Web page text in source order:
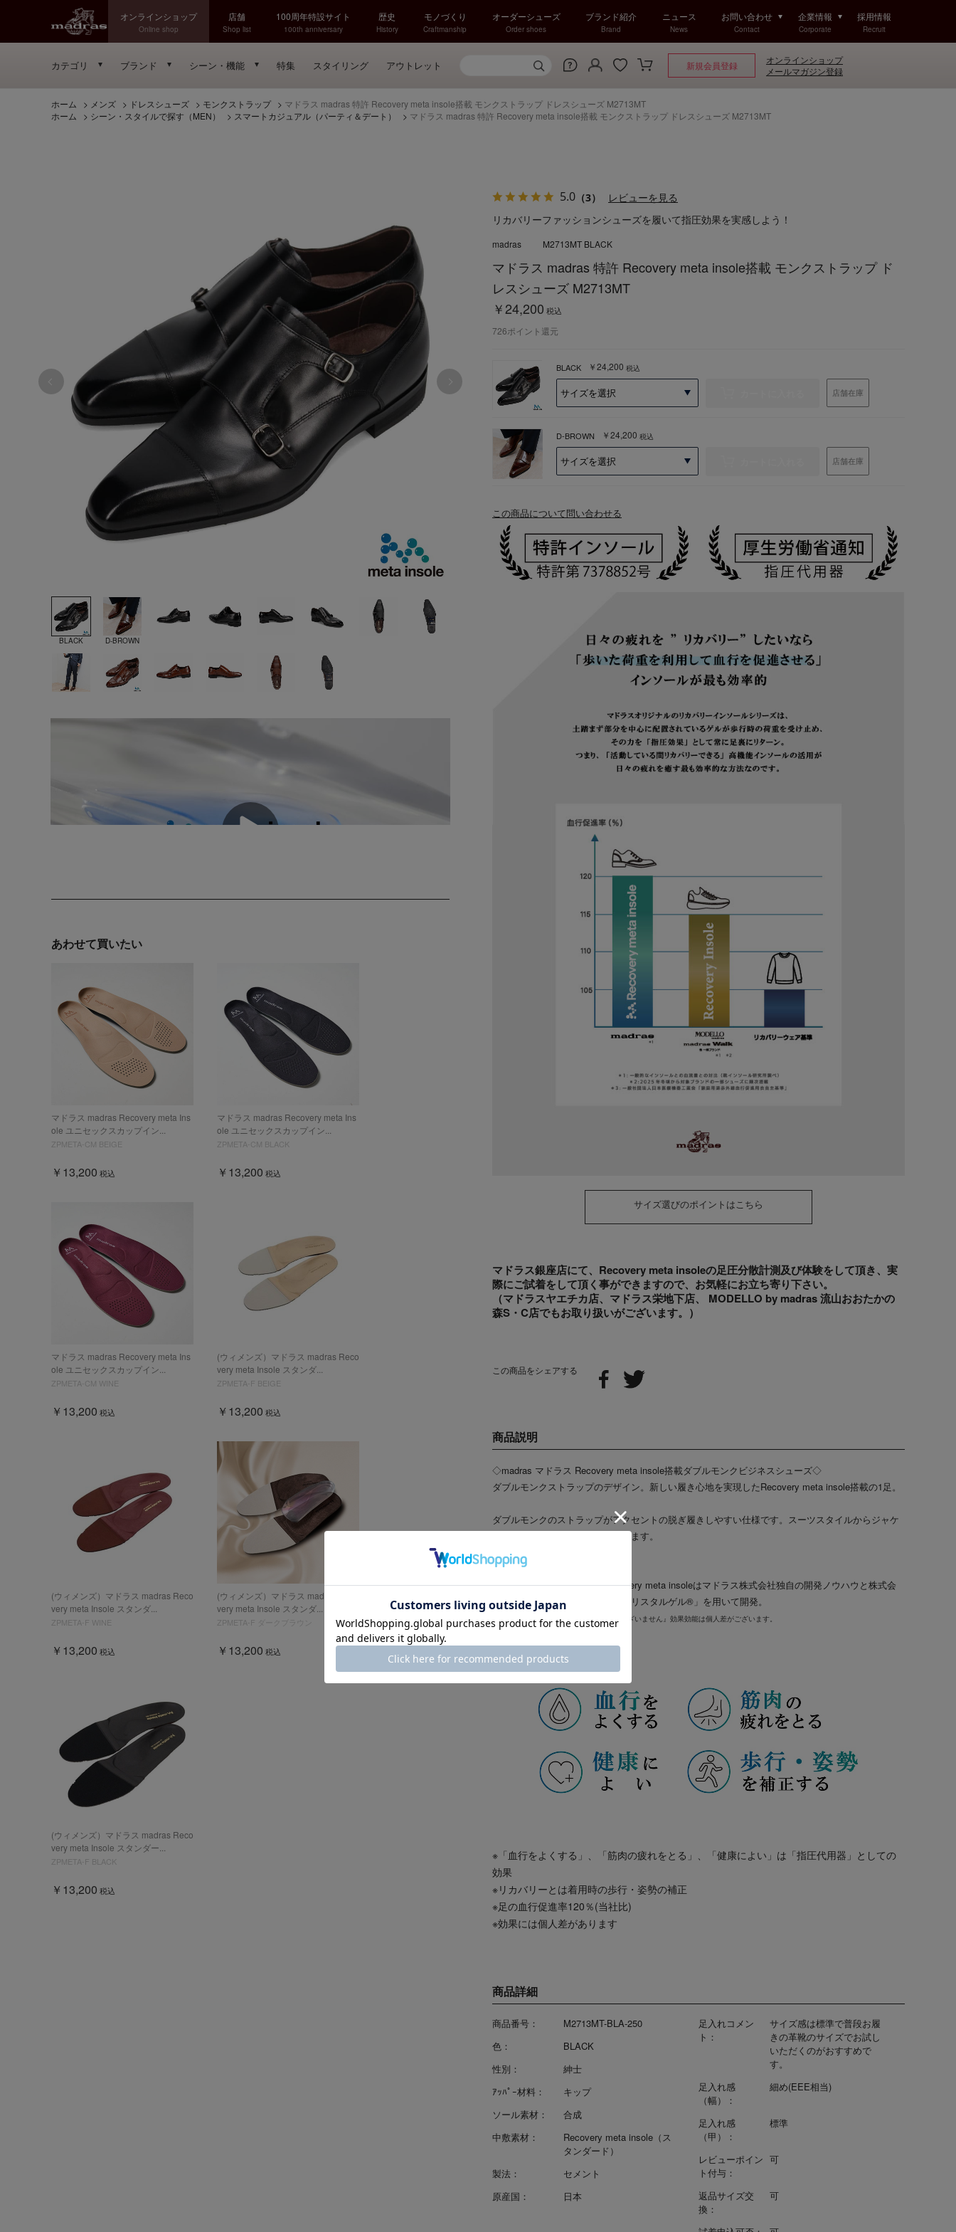
オンラインショップ
Online shop
店舗
Shop list
100周年特設サイト
100th anniversary
歴史
History
モノづくり
Craftmanship
オーダーシューズ
Order shoes
ブランド紹介
Brand
ニュース
News
お問い合わせ
Contact
企業情報
Corporate
採用情報
Recruit
カテゴリ ブランド シーン・機能 特集 スタイリング アウトレット 新規会員登録
オンラインショップ
メールマガジン登録
ホーム > メンズ > ドレスシューズ > モンクストラップ > マドラス madras 特許 Recovery meta insole搭載 モンクストラップ ドレスシューズ M2713MT
ホーム
> シーン・スタイルで探す（MEN） > スマートカジュアル（パーティ＆デート） > マドラス madras 特許 Recovery meta insole搭載 モンクストラップ ドレスシューズ M2713MT
BLACK D-BROWN
あわせて買いたい
マドラス madras Recovery meta Ins
ole ユニセックスカップイン...
ZPMETA-CM BEIGE
￥13,200 税込
マドラス madras Recovery meta Ins
ole ユニセックスカップイン...
ZPMETA-CM BLACK
￥13,200 税込
マドラス madras Recovery meta Ins
ole ユニセックスカップイン...
ZPMETA-CM WINE
￥13,200 税込
(ウィメンズ）マドラス madras Reco
very meta Insole スタンダ...
ZPMETA-F BEIGE
￥13,200 税込
(ウィメンズ）マドラス madras Reco
very meta Insole スタンダ...
ZPMETA-F WINE
￥13,200 税込
(ウィメンズ）マドラス madras Reco
very meta Insole スタンダ...
ZPMETA-F ダークブラウン
￥13,200 税込
(ウィメンズ）マドラス madras Reco
very meta Insole スタンダー...
ZPMETA-F BLACK
￥13,200 税込
この商品をシェアする
5.0 （3） レビューを見る
リカバリーファッションシューズを履いて指圧効果を実感しよう！
マドラス madras 特許 Recovery meta insole搭載 モンクストラップ ド
レスシューズ M2713MT
￥24,200 税込
商品詳細
商品番号：
M2713MT-BLA-250
色：
BLACK
性別：
紳士
ｱｯﾊﾟｰ材料：
キップ
ソール素材：
合成
中敷素材：
Recovery meta insole（ス
タンダード）
製法：
セメント
原産国：
日本
足入れコメン
ト：
サイズ感は標準で普段お履
きの革靴のサイズでお試し
いただくのがおすすめで
す。
足入れ感
（幅）：
細め(EEE相当)
足入れ感
（甲）：
標準
レビューポイン
ト付与：
可
返品サイズ交
換：
可
BLACK ￥24,200 税込
店舗在庫
D-BROWN ￥24,200 税込
店舗在庫
madras M2713MT BLACK
726ポイント還元
商品説明
◇madras マドラス Recovery meta insole搭載ダブルモンクビジネスシューズ◇
ダブルモンクストラップのデザイン。新しい履き心地を実現したRecovery meta insole搭載の1足。
ダブルモンクのストラップがアクセントの脱ぎ履きしやすい仕様です。スーツスタイルからジャケ
ットスタイルまでで幅広く活躍します。
【Recovery meta insole】
新しい履き心地を実現したRecovery meta insoleはマドラス株式会社独自の開発ノウハウと株式会
社タナックの超柔軟ゲル素材「クリスタルゲル®」を用いて開発。
※『本商品は指圧代用器で医療機器ではございません』効果効能は個人差がございます。
【メイン効果】
※「血行をよくする」、「筋肉の疲れをとる」、「健康によい」は「指圧代用器」としての
効果
※リカバリーとは着用時の歩行・姿勢の補正
※足の血行促進率120％(当社比)
※効果には個人差があります
この商品について問い合わせる
サイズ選びのポイントはこちら
マドラス銀座店にて、Recovery meta insoleの足圧分散計測及び体験をして頂き、実
際にご試着をして頂く事ができますので、お気軽にお立ち寄り下さい。
（マドラスヤエチカ店、マドラス栄地下店、 MODELLO by madras 流山おおたかの
森S・C店でもお取り扱いがございます。）